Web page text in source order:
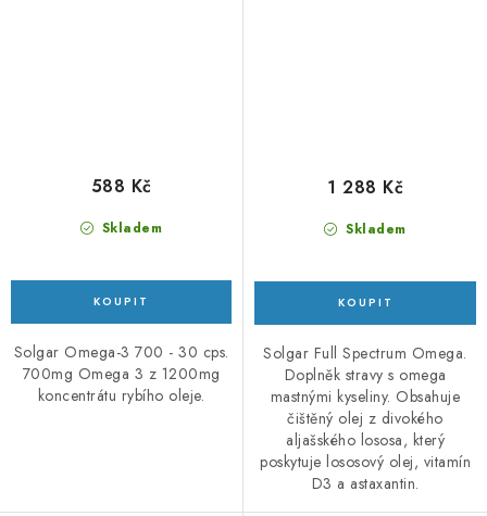
Skladem
588 Kč
Solgar Omega-3 700 - 30 cps.
700mg Omega 3 z 1200mg
koncentrátu rybího oleje.
Skladem
1 288 Kč
Solgar Full Spectrum Omega.
Doplněk stravy s omega
mastnými kyseliny. Obsahuje
čištěný olej z divokého
aljašského lososa, který
poskytuje lososový olej, vitamín
D3 a astaxantin.